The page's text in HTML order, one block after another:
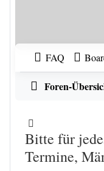
FAQ
Foren-
Bitte für
Termine,